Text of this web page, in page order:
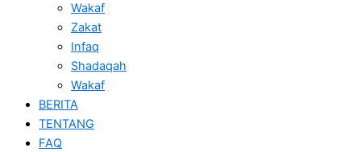
Wakaf
Zakat
Infaq
Shadaqah
Wakaf
BERITA
TENTANG
FAQ